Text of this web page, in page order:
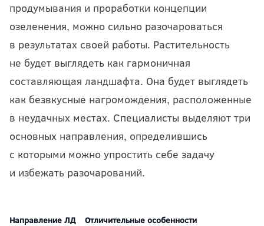
продумывания и проработки концепции
озеленения, можно сильно разочароваться
в результатах своей работы. Растительность
не будет выглядеть как гармоничная
составляющая ландшафта. Она будет выглядеть
как безвкусные нагромождения, расположенные
в неудачных местах. Специалисты выделяют три
основных направления, определившись
с которыми можно упростить себе задачу
и избежать разочарований.
Направление ЛД Отличительные особенности